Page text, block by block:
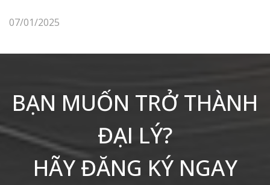
07/01/2025
BẠN MUỐN TRỞ THÀNH
ĐẠI LÝ?
HÃY ĐĂNG KÝ NGAY